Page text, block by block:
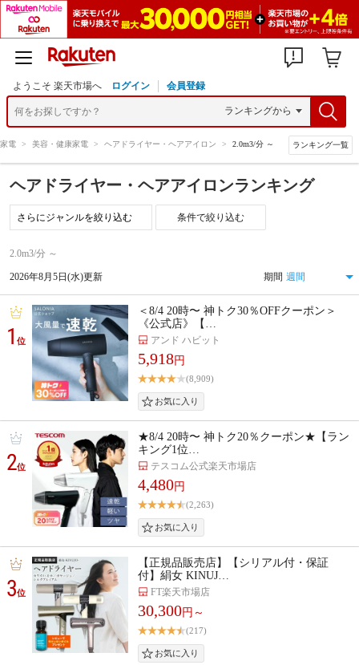
ようこそ 楽天市場へ ログイン 会員登録
家電 > 美容・健康家電 > ヘアドライヤー・ヘアアイロン > 2.0m3/分 ～ ランキング一覧
ヘアドライヤー・ヘアアイロンランキング
条件で絞り込む
2.0m3/分 ～
2026年8月5日(水)更新 期間
1位
＜8/4 20時〜 神トク30％OFFクーポン＞
《公式店》【…
アンド ハビット
5,918円
(8,909)
2位
★8/4 20時〜 神トク20％クーポン★【ラン
キング1位…
テスコム公式楽天市場店
4,480円
(2,263)
3位
【正規品販売店】【シリアル付・保証
付】絹女 KINUJ…
FT楽天市場店
30,300円～
(217)